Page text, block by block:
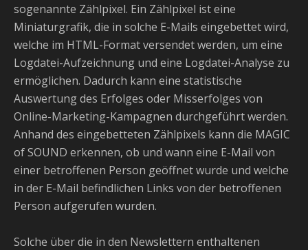
sogenannte Zählpixel. Ein Zählpixel ist eine
Miniaturgrafik, die in solche E-Mails eingebettet wird,
welche im HTML-Format versendet werden, um eine
Logdatei-Aufzeichnung und eine Logdatei-Analyse zu
ermöglichen. Dadurch kann eine statistische
Auswertung des Erfolges oder Misserfolges von
Online-Marketing-Kampagnen durchgeführt werden.
Anhand des eingebetteten Zählpixels kann die MAGIC
of SOUND erkennen, ob und wann eine E-Mail von
einer betroffenen Person geöffnet wurde und welche
in der E-Mail befindlichen Links von der betroffenen
Person aufgerufen wurden.
Solche über die in den Newslettern enthaltenen